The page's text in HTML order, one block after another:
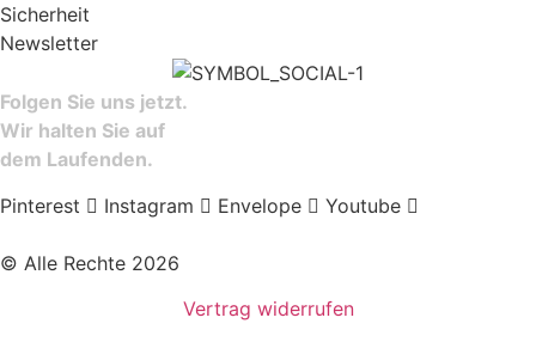
Sicherheit
Newsletter
Folgen Sie uns jetzt.
Wir halten Sie auf
dem Laufenden.
Pinterest
Instagram Envelope Youtube
© Alle Rechte 2026
Vertrag widerrufen